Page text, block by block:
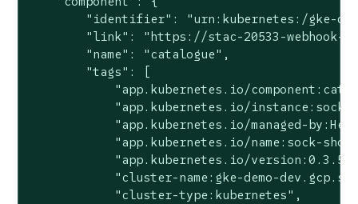
"identifier": "urn:kubernetes:/gke-
"link": "https://stac-20533-webhook-
        "name": "catalogue",
        "tags": [
"app.kubernetes.io/
"app.kubernetes.io/instance:sock-
"app.kubernetes.io/managed-
"app.kubernetes.io/name:sock-
            "app.kubernetes.io/version:0.3.5",
"cluster-name:gke-demo-
            "cluster-type:kubernetes",